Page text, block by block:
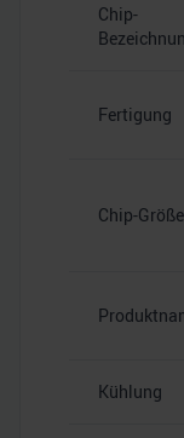
Chip-
Fertigung
Chip-Größe
Kühlung